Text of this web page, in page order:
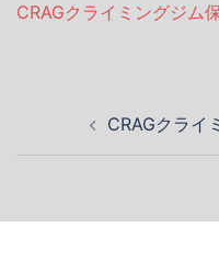
CRAGクライミングジム
ゲ
CRAGクライ